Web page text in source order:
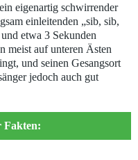
eigenartig schwirrender
einleitenden „sib, sib,
etwa 3 Sekunden
meist auf unteren Ästen
und seinen Gesangsort
jedoch auch gut
Fakten: